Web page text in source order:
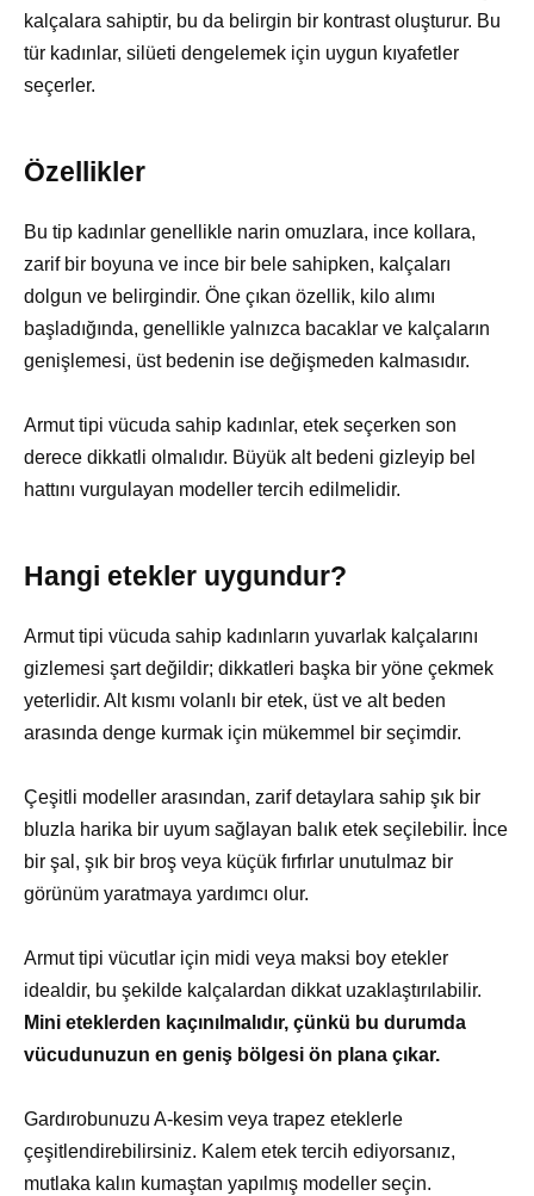
kalçalara sahiptir, bu da belirgin bir kontrast oluşturur. Bu
tür kadınlar, silüeti dengelemek için uygun kıyafetler
seçerler.
Özellikler
Bu tip kadınlar genellikle narin omuzlara, ince kollara,
zarif bir boyuna ve ince bir bele sahipken, kalçaları
dolgun ve belirgindir. Öne çıkan özellik, kilo alımı
başladığında, genellikle yalnızca bacaklar ve kalçaların
genişlemesi, üst bedenin ise değişmeden kalmasıdır.
Armut tipi vücuda sahip kadınlar, etek seçerken son
derece dikkatli olmalıdır. Büyük alt bedeni gizleyip bel
hattını vurgulayan modeller tercih edilmelidir.
Hangi etekler uygundur?
Armut tipi vücuda sahip kadınların yuvarlak kalçalarını
gizlemesi şart değildir; dikkatleri başka bir yöne çekmek
yeterlidir. Alt kısmı volanlı bir etek, üst ve alt beden
arasında denge kurmak için mükemmel bir seçimdir.
Çeşitli modeller arasından, zarif detaylara sahip şık bir
bluzla harika bir uyum sağlayan balık etek seçilebilir. İnce
bir şal, şık bir broş veya küçük fırfırlar unutulmaz bir
görünüm yaratmaya yardımcı olur.
Armut tipi vücutlar için midi veya maksi boy etekler
idealdir, bu şekilde kalçalardan dikkat uzaklaştırılabilir.
Mini eteklerden kaçınılmalıdır, çünkü bu durumda
vücudunuzun en geniş bölgesi ön plana çıkar.
Gardırobunuzu A-kesim veya trapez eteklerle
çeşitlendirebilirsiniz. Kalem etek tercih ediyorsanız,
mutlaka kalın kumaştan yapılmış modeller seçin.